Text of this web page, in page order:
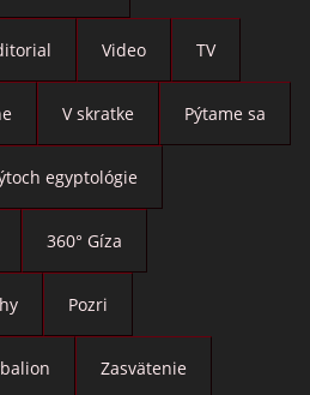
Video TV
V skratke Pýtame sa
egyptológie
360° Gíza
Pozri
Zasvätenie